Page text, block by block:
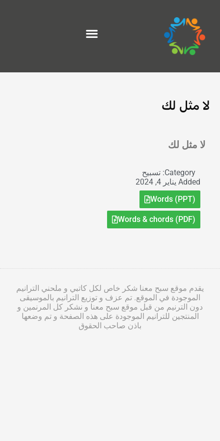
المحتوى
لا مثل لك
لا مثل لك
Category: تسبيح
Added يناير 4, 2024
Words (PPT)
Words & chords (PDF)
يقدم موقع سبح معنا شكر خاص لكل كاتبي و ملحني الترانيم
الموجودة في الموقع. تم عزف و توزيع الترانيم بالموسيقى
دون الترنيم من قبل موقع سبح معنا و نشكر كل المرنمين و
المنتجين للترانيم الموجودة على هذه الصفحة و تم وضعها
باذن صاحب الحقوق